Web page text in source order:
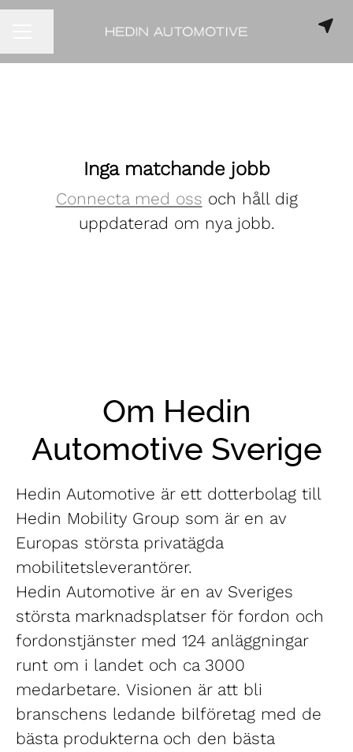
Inga matchande jobb
Connecta med oss och håll dig
uppdaterad om nya jobb.
Om Hedin
Automotive Sverige
Hedin Automotive är ett dotterbolag till
Hedin Mobility Group som är en av
Europas största privatägda
mobilitetsleverantörer.
Hedin Automotive är en av Sveriges
största marknadsplatser för fordon och
fordonstjänster med 124 anläggningar
runt om i landet och ca 3000
medarbetare. Visionen är att bli
branschens ledande bilföretag med de
bästa produkterna och den bästa